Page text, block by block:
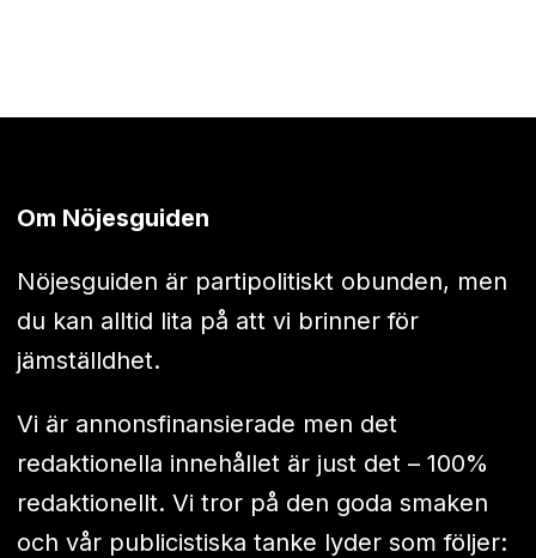
Om Nöjesguiden
Nöjesguiden är partipolitiskt obunden, men
du kan alltid lita på att vi brinner för
jämställdhet.
Vi är annonsfinansierade men det
redaktionella innehållet är just det – 100%
redaktionellt. Vi tror på den goda smaken
och vår publicistiska tanke lyder som följer: